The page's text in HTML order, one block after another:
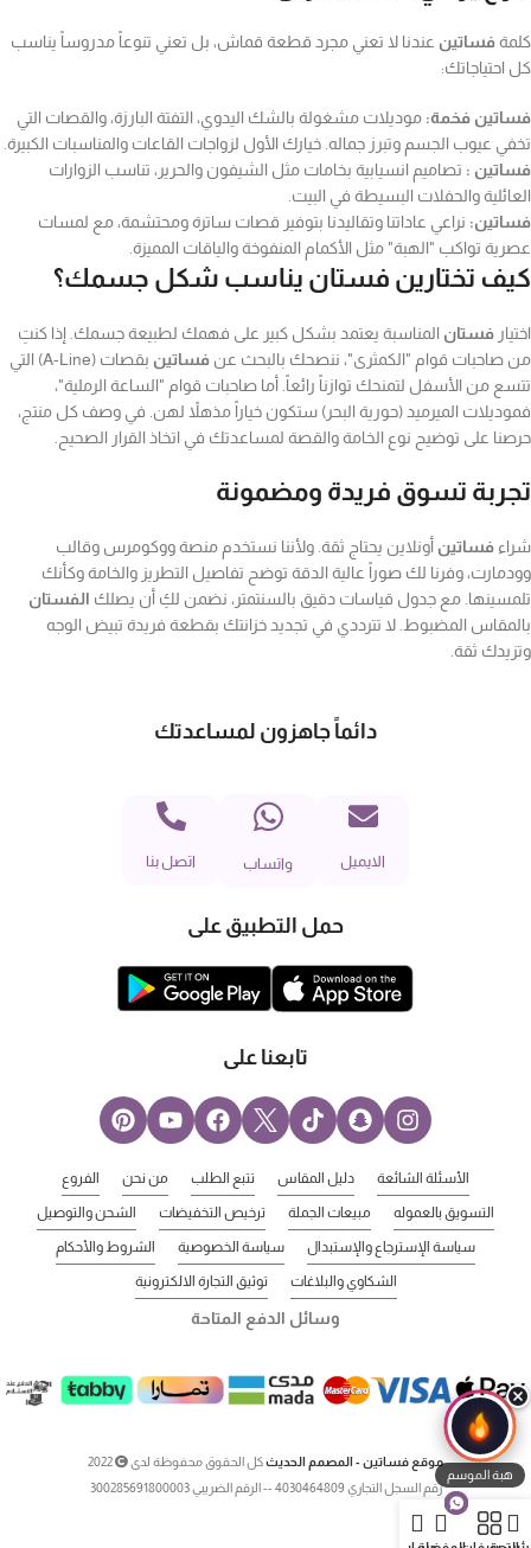
كلمةفساتين عندنا لا تعني مجرد قطعة قماش، بل تعني تنوعاً مدروساً يناسب
كل احتياجاتك:
فساتين فخمة: موديلات مشغولة بالشك اليدوي، التفتة البارزة، والقصات التي
تخفي عيوب الجسم وتبرز جماله. خيارك الأول لزواجات القاعات والمناسبات الكبيرة.
فساتين : تصاميم انسيابية بخامات مثل الشيفون والحرير، تناسب الزوارات
العائلية والحفلات البسيطة في البيت.
فساتين: نراعي عاداتنا وتقاليدنا بتوفير قصات ساترة ومحتشمة، مع لمسات
عصرية تواكب "الهبة" مثل الأكمام المنفوخة والياقات المميزة.
كيف تختارين فستان يناسب شكل جسمك؟
اختيار فستان المناسبة يعتمد بشكل كبير على فهمك لطبيعة جسمك. إذا كنتِ
من صاحبات قوام "الكمثرى"، ننصحك بالبحث عن فساتين
بقصات (A-Line) التي
تتسع من الأسفل لتمنحك توازناً رائعاً. أما صاحبات قوام "الساعة الرملية"،
فموديلات الميرميد (حورية البحر) ستكون خياراً مذهلاً لهن. في وصف كل منتج،
حرصنا على توضيح نوع الخامة والقصة لمساعدتك في اتخاذ القرار الصحيح.
تجربة تسوق فريدة ومضمونة
شراء فساتين أونلاين يحتاج ثقة. ولأننا نستخدم منصة ووكومرس وقالب
وودمارت، وفرنا لك صوراً عالية الدقة توضح تفاصيل التطريز والخامة وكأنك
تلمسينها. مع جدول قياسات دقيق بالسنتمتر، نضمن لكِ أن يصلك الفستان
بالمقاس المضبوط. لا تترددي في تجديد خزانتك بقطعة فريدة تبيض الوجه
وتزيدك ثقة.
دائماً جاهزون لمساعدتك
الايميل واتساب اتصل بنا
حمل التطبيق على
تابعنا على
الأسئلة الشائعة دليل المقاس تتبع الطلب من نحن الفروع
التسويق بالعموله مبيعات الجملة ترخيص التخفيضات الشحن والتوصيل
سياسة الإسترجاع والإستبدال سياسة الخصوصية الشروط والأحكام
الشكاوي والبلاغات توثيق التجارة الالكترونية
وسائل الدفع المتاحة
موقع فساتين - المصمم الحديثكل الحقوق محفوظة لدى
رقم السجل التجاري 4030464809 -- الرقم الضريبي 300285691800003
هبة الموسم